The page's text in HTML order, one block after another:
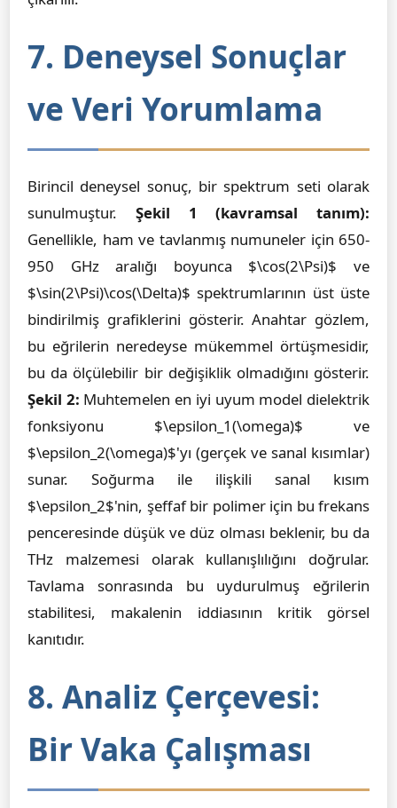
7. Deneysel Sonuçlar
ve Veri Yorumlama
Birincil deneysel sonuç, bir spektrum seti olarak
sunulmuştur. Şekil 1 (kavramsal tanım):
Genellikle, ham ve tavlanmış numuneler için 650-
950 GHz aralığı boyunca $\cos(2\Psi)$ ve
$\sin(2\Psi)\cos(\Delta)$ spektrumlarının üst üste
bindirilmiş grafiklerini gösterir. Anahtar gözlem,
bu eğrilerin neredeyse mükemmel örtüşmesidir,
bu da ölçülebilir bir değişiklik olmadığını gösterir.
Şekil 2: Muhtemelen en iyi uyum model dielektrik
fonksiyonu $\epsilon_1(\omega)$ ve
$\epsilon_2(\omega)$'yı (gerçek ve sanal kısımlar)
sunar. Soğurma ile ilişkili sanal kısım
$\epsilon_2$'nin, şeffaf bir polimer için bu frekans
penceresinde düşük ve düz olması beklenir, bu da
THz malzemesi olarak kullanışlılığını doğrular.
Tavlama sonrasında bu uydurulmuş eğrilerin
stabilitesi, makalenin iddiasının kritik görsel
kanıtıdır.
8. Analiz Çerçevesi:
Bir Vaka Çalışması